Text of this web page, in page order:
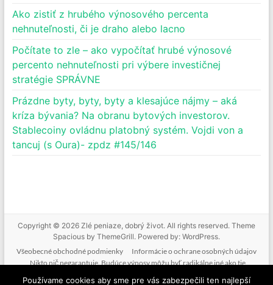
Ako zistiť z hrubého výnosového percenta
nehnuteľnosti, či je draho alebo lacno
Počítate to zle – ako vypočítať hrubé výnosové
percento nehnuteľnosti pri výbere investičnej
stratégie SPRÁVNE
Prázdne byty, byty, byty a klesajúce nájmy – aká
kríza bývania? Na obranu bytových investorov.
Stablecoiny ovládnu platobný systém. Vojdi von a
tancuj (s Oura)- zpdz #145/146
Copyright © 2026 Zlé peniaze, dobrý život. All rights reserved. Theme
Spaciousby ThemeGrill. Powered by: WordPress.
Všeobecné obchodné podmienky
Informácie o ochrane osobných údajov
Nikto nič negarantuje. Budúce výnosy môžu byť radikálne iné ako tie
doterajšie. Nikto nevie predpovedať budúcnosť. Tak ako nebudeme mať podiel
Používame cookies aby sme pre vás zabezpečili ten najlepší